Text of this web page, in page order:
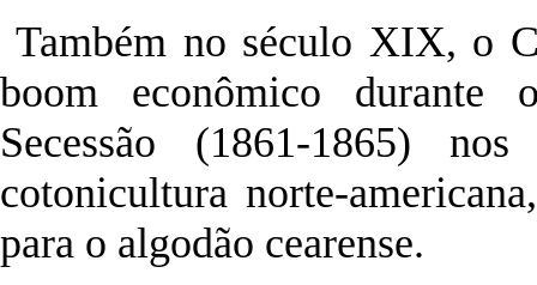
Também no século XIX, o
boom econômico
Secessão (1861-1865)
cotonicultura norte-
para o algodão cearense.